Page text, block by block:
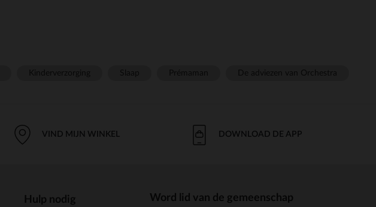
VIND MIJN WINKEL DOWNLOAD DE APP
Hulp nodig Word lid van de gemeenschap